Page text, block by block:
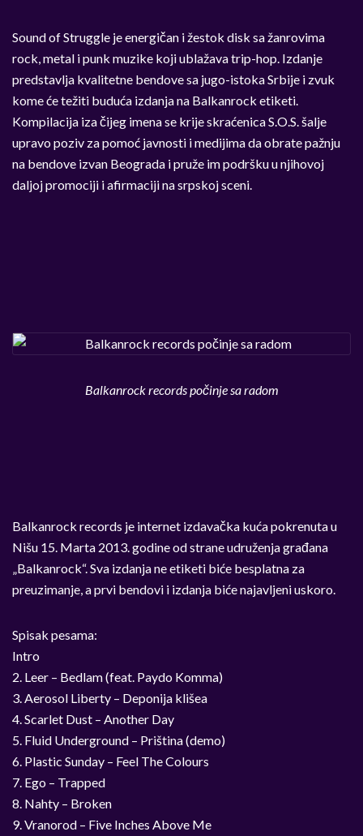
Sound of Struggle je energičan i žestok disk sa žanrovima
rock, metal i punk muzike koji ublažava trip-hop. Izdanje
predstavlja kvalitetne bendove sa jugo-istoka Srbije i zvuk
kome će težiti buduća izdanja na Balkanrock etiketi.
Kompilacija iza čijeg imena se krije skraćenica S.O.S. šalje
upravo poziv za pomoć javnosti i medijima da obrate pažnju
na bendove izvan Beograda i pruže im podršku u njihovoj
daljoj promociji i afirmaciji na srpskoj sceni.
Balkanrock records počinje sa radom
Balkanrock records je internet izdavačka kuća pokrenuta u
Nišu 15. Marta 2013. godine od strane udruženja građana
„Balkanrock“. Sva izdanja ne etiketi biće besplatna za
preuzimanje, a prvi bendovi i izdanja biće najavljeni uskoro.
Spisak pesama:
Intro
2. Leer – Bedlam (feat. Paydo Komma)
3. Aerosol Liberty – Deponija klišea
4. Scarlet Dust – Another Day
5. Fluid Underground – Priština (demo)
6. Plastic Sunday – Feel The Colours
7. Ego – Trapped
8. Nahty – Broken
9. Vranorod – Five Inches Above Me